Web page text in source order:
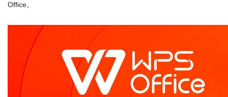
Office。